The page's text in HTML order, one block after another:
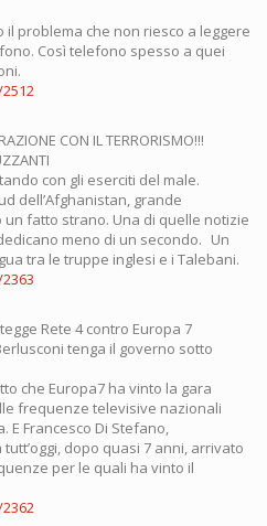
problema che non riesco a leggere
Così telefono spesso a quei
CON IL TERRORISMO!!!
con gli eserciti del male.
dell’Afghanistan, grande
fatto strano. Una di quelle notizie
meno di un secondo. Un
tra le truppe inglesi e i Talebani.
Rete 4 contro Europa 7
tenga il governo sotto
che Europa7 ha vinto la gara
frequenze televisive nazionali
E Francesco Di Stefano,
dopo quasi 7 anni, arrivato
per le quali ha vinto il